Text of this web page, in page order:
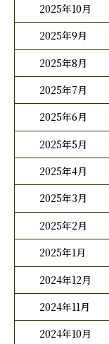
2025年10月
2025年9月
2025年8月
2025年7月
2025年6月
2025年5月
2025年4月
2025年3月
2025年2月
2025年1月
2024年12月
2024年11月
2024年10月